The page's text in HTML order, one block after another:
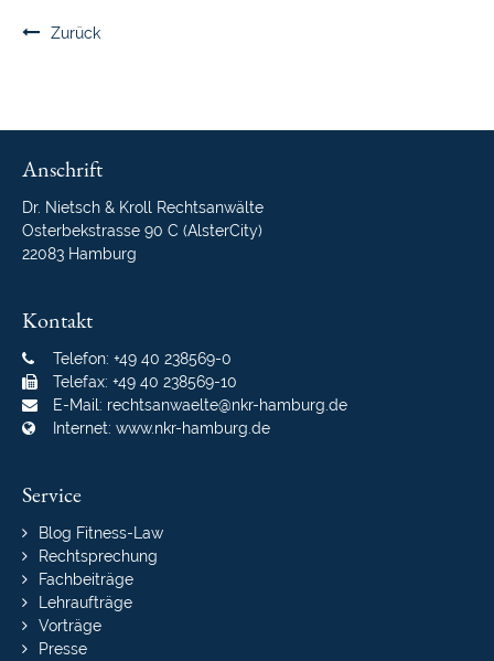
Zurück
Anschrift
Dr. Nietsch & Kroll Rechtsanwälte
Osterbekstrasse 90 C (AlsterCity)
22083 Hamburg
Kontakt
Telefon: +49 40 238569-0
Telefax: +49 40 238569-10
E-Mail: rechtsanwaelte@nkr-hamburg.de
Internet: www.nkr-hamburg.de
Service
Navigation
überspringen
Blog Fitness-Law
Rechtsprechung
Fachbeiträge
Lehraufträge
Vorträge
Presse